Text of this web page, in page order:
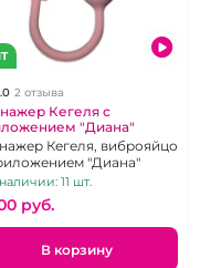
2 отзыва
Кегеля с
"Диана"
Кегеля, виброяйцо
"Диана"
11 шт.
pуб.
В корзину